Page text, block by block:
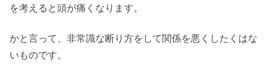
を考えると頭が痛くなります。
かと言って、非常識な断り方をして関係を悪くしたくはな
いものです。